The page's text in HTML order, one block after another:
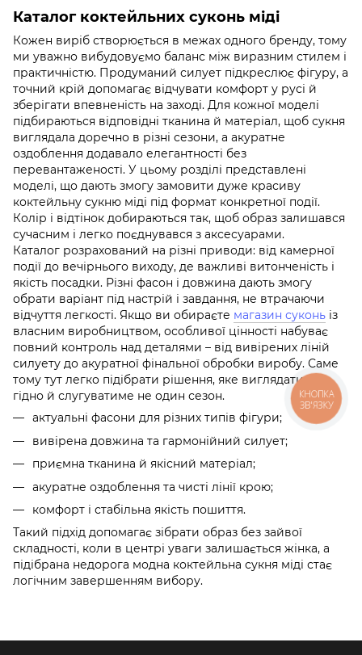
Каталог коктейльних суконь міді
Кожен виріб створюється в межах одного бренду, тому
ми уважно вибудовуємо баланс між виразним стилем і
практичністю. Продуманий силует підкреслює фігуру, а
точний крій допомагає відчувати комфорт у русі й
зберігати впевненість на заході. Для кожної моделі
підбираються відповідні тканина й матеріал, щоб сукня
виглядала доречно в різні сезони, а акуратне
оздоблення додавало елегантності без
перевантаженості. У цьому розділі представлені
моделі, що дають змогу замовити дуже красиву
коктейльну сукню міді під формат конкретної події.
Колір і відтінок добираються так, щоб образ залишався
сучасним і легко поєднувався з аксесуарами.
Каталог розрахований на різні приводи: від камерної
події до вечірнього виходу, де важливі витонченість і
якість посадки. Різні фасон і довжина дають змогу
обрати варіант під настрій і завдання, не втрачаючи
відчуття легкості. Якщо ви обираєте магазин суконь із
власним виробництвом, особливої цінності набуває
повний контроль над деталями – від вивірених ліній
силуету до акуратної фінальної обробки виробу. Саме
тому тут легко підібрати рішення, яке виглядатиме
гідно й слугуватиме не один сезон.
актуальні фасони для різних типів фігури;
вивірена довжина та гармонійний силует;
приємна тканина й якісний матеріал;
акуратне оздоблення та чисті лінії крою;
комфорт і стабільна якість пошиття.
Такий підхід допомагає зібрати образ без зайвої
складності, коли в центрі уваги залишається жінка, а
підібрана недорога модна коктейльна сукня міді стає
логічним завершенням вибору.
КНОПКА
ЗВ'ЯЗКУ